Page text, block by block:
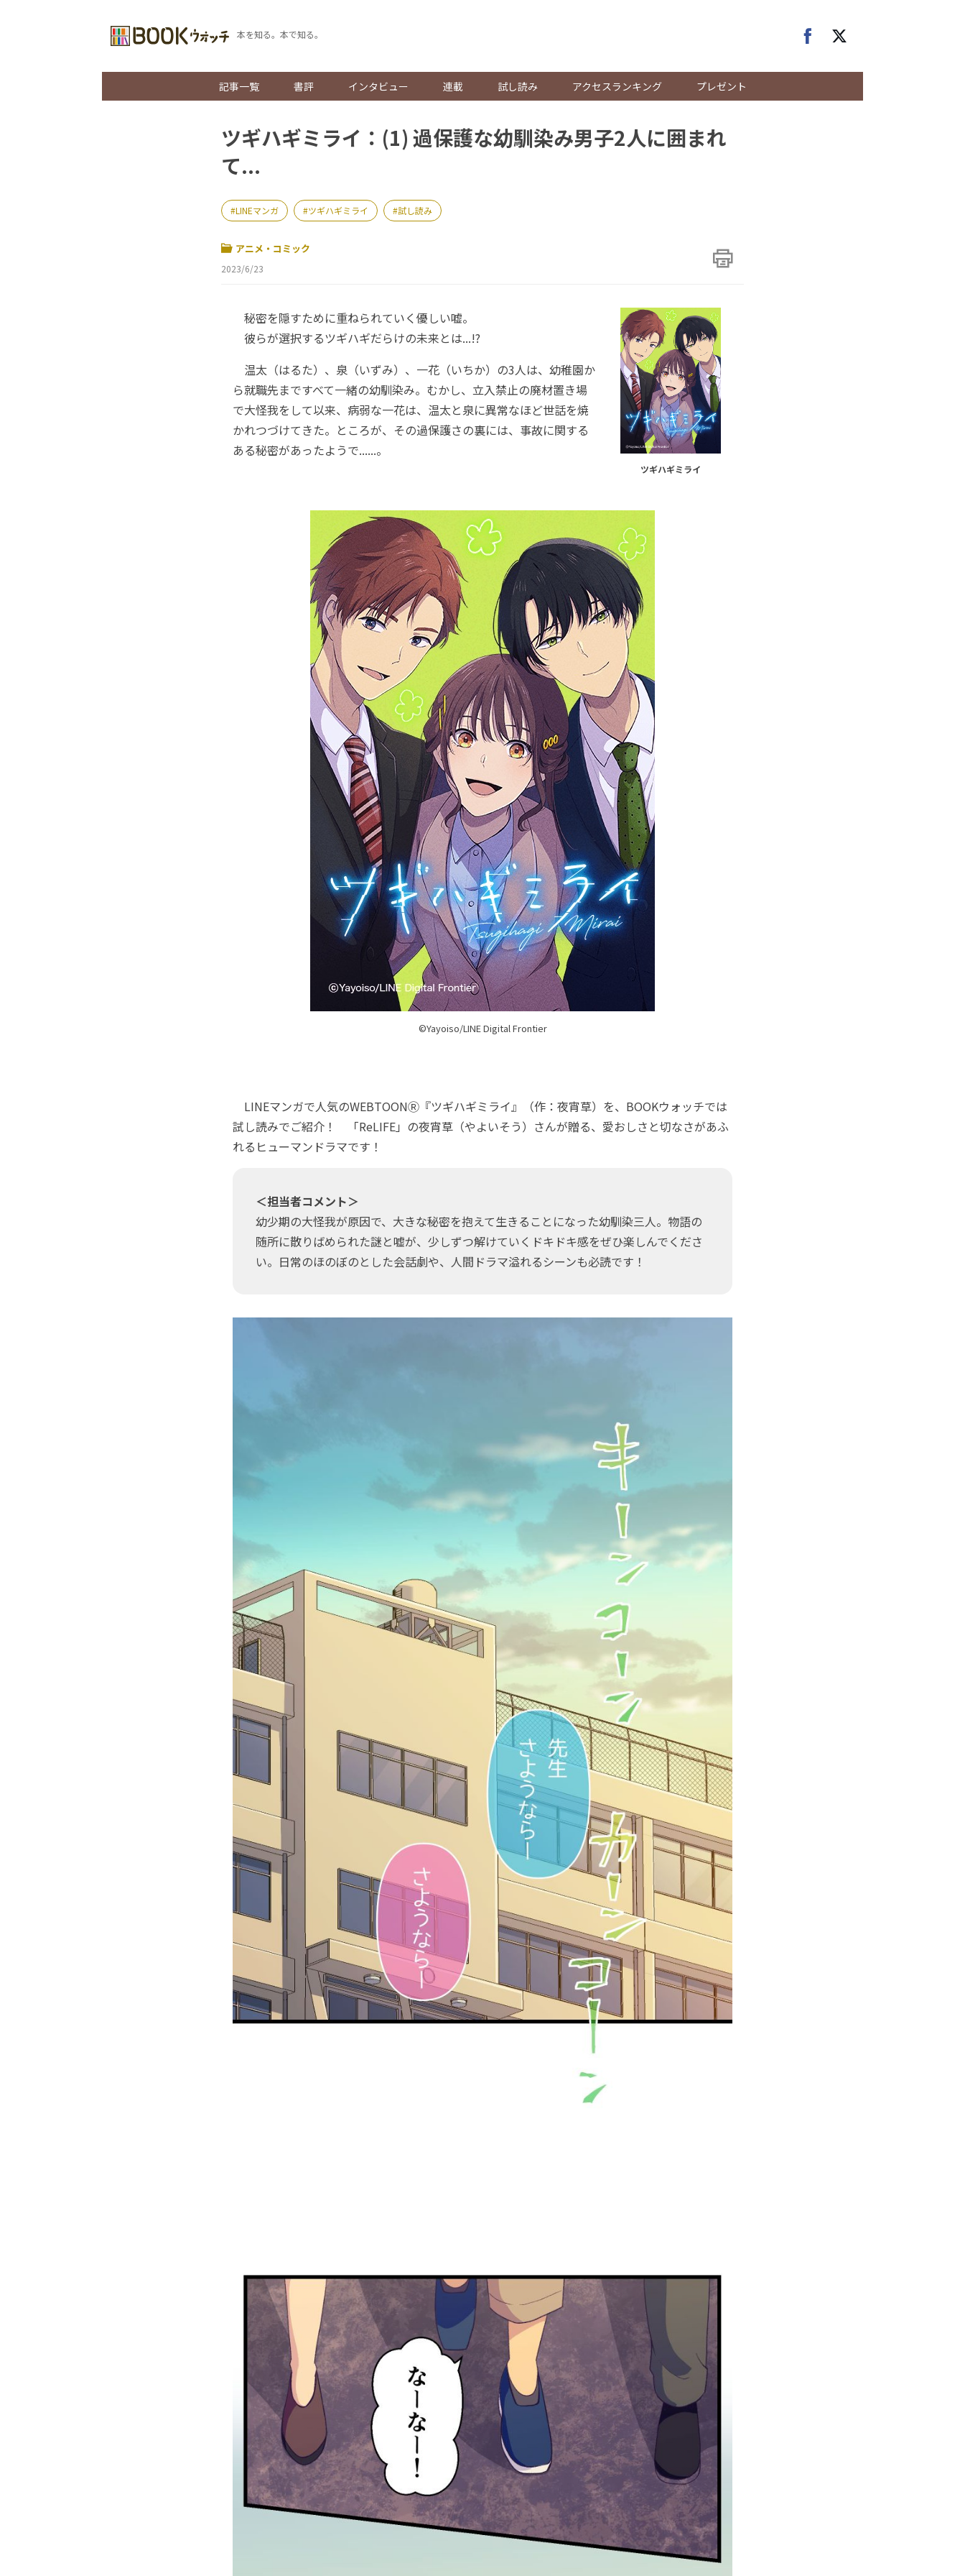
本を知る。本で知る。
記事一覧 書評 インタビュー 連載 試し読み アクセスランキング プレゼント
ツギハギミライ：(1) 過保護な幼馴染み男子2人に囲まれ
て...
LINEマンガ ツギハギミライ 試し読み
アニメ・コミック
2023/6/23
ツギハギミライ
秘密を隠すために重ねられていく優しい嘘。
彼らが選択するツギハギだらけの未来とは...!?
温太（はるた）、泉（いずみ）、一花（いちか）の3人は、幼稚園か
ら就職先まですべて一緒の幼馴染み。むかし、立入禁止の廃材置き場
で大怪我をして以来、病弱な一花は、温太と泉に異常なほど世話を焼
かれつづけてきた。ところが、その過保護さの裏には、事故に関する
ある秘密があったようで......。
©Yayoiso/LINE Digital Frontier
LINEマンガで人気のWEBTOONⓇ『ツギハギミライ』（作：夜宵草）を、BOOKウォッチでは
試し読みでご紹介！ 「ReLIFE」の夜宵草（やよいそう）さんが贈る、愛おしさと切なさがあふ
れるヒューマンドラマです！
＜担当者コメント＞
幼少期の大怪我が原因で、大きな秘密を抱えて生きることになった幼馴染三人。物語の
随所に散りばめられた謎と嘘が、少しずつ解けていくドキドキ感をぜひ楽しんでくださ
い。日常のほのぼのとした会話劇や、人間ドラマ溢れるシーンも必読です！